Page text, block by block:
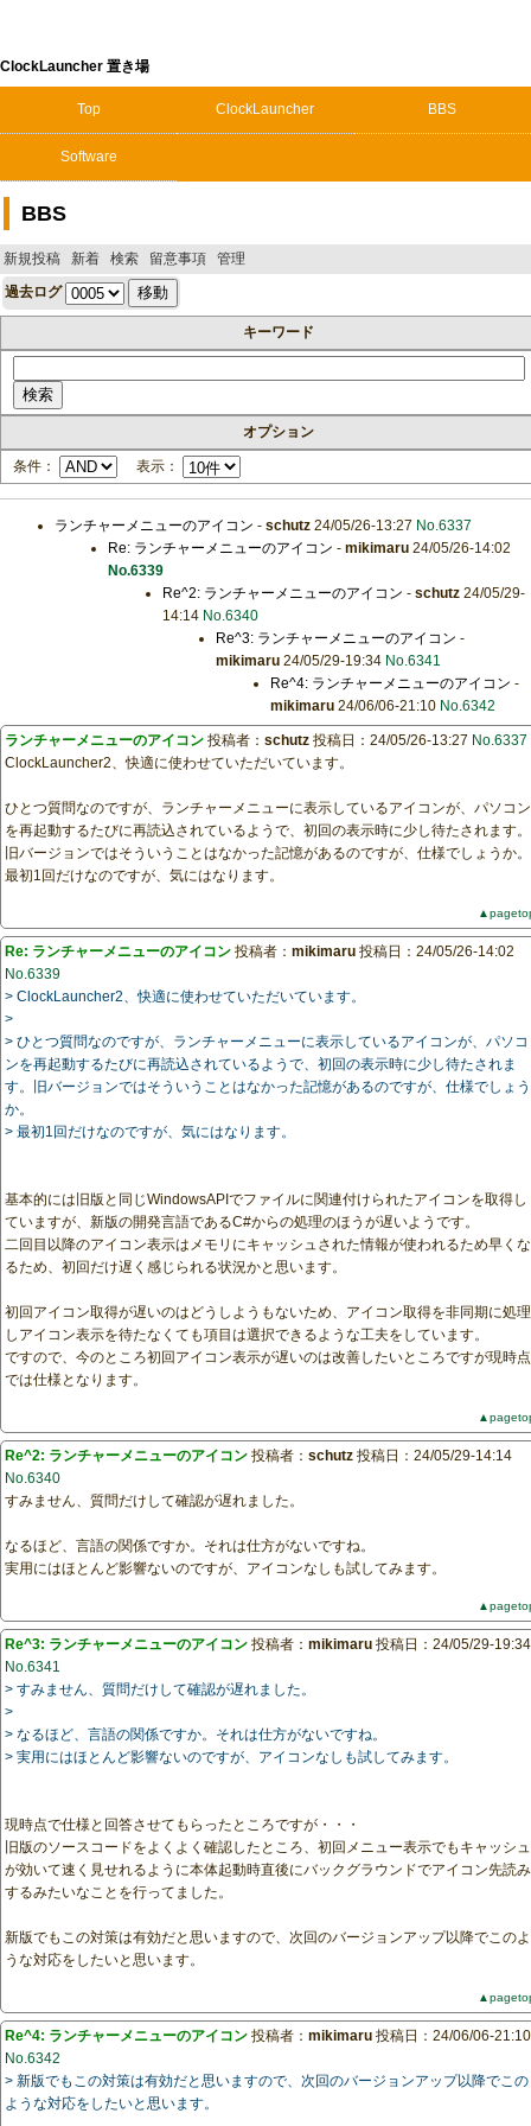
ClockLauncher 置き場
Top ClockLauncher BBS
Software
BBS
新規投稿 新着 検索 留意事項 管理
過去ログ
キーワード
オプション
条件： 表示：
ランチャーメニューのアイコン - schutz24/05/26-13:27 No.6337
Re: ランチャーメニューのアイコン -mikimaru 24/05/26-14:02
No.6339
Re^2: ランチャーメニューのアイコン - schutz24/05/29-
14:14 No.6340
Re^3: ランチャーメニューのアイコン -
mikimaru 24/05/29-19:34 No.6341
Re^4: ランチャーメニューのアイコン -
mikimaru24/06/06-21:10 No.6342
ランチャーメニューのアイコン 投稿者： schutz 投稿日：24/05/26-13:27 No.6337
ClockLauncher2、快適に使わせていただいています。
ひとつ質問なのですが、ランチャーメニューに表示しているアイコンが、パソコン
を再起動するたびに再読込されているようで、初回の表示時に少し待たされます。
旧バージョンではそういうことはなかった記憶があるのですが、仕様でしょうか。
最初1回だけなのですが、気にはなります。
Re: ランチャーメニューのアイコン 投稿者： mikimaru 投稿日：24/05/26-14:02
No.6339
> ClockLauncher2、快適に使わせていただいています。
>
> ひとつ質問なのですが、ランチャーメニューに表示しているアイコンが、パソコ
ンを再起動するたびに再読込されているようで、初回の表示時に少し待たされま
す。旧バージョンではそういうことはなかった記憶があるのですが、仕様でしょう
か。
> 最初1回だけなのですが、気にはなります。
基本的には旧版と同じWindowsAPIでファイルに関連付けられたアイコンを取得し
ていますが、新版の開発言語であるC#からの処理のほうが遅いようです。
二回目以降のアイコン表示はメモリにキャッシュされた情報が使われるため早くな
るため、初回だけ遅く感じられる状況かと思います。
初回アイコン取得が遅いのはどうしようもないため、アイコン取得を非同期に処理
しアイコン表示を待たなくても項目は選択できるような工夫をしています。
ですので、今のところ初回アイコン表示が遅いのは改善したいところですが現時点
では仕様となります。
Re^2: ランチャーメニューのアイコン 投稿者： schutz 投稿日：24/05/29-14:14
No.6340
すみません、質問だけして確認が遅れました。
なるほど、言語の関係ですか。それは仕方がないですね。
実用にはほとんど影響ないのですが、アイコンなしも試してみます。
Re^3: ランチャーメニューのアイコン 投稿者： mikimaru 投稿日：24/05/29-19:34
No.6341
> すみません、質問だけして確認が遅れました。
>
> なるほど、言語の関係ですか。それは仕方がないですね。
> 実用にはほとんど影響ないのですが、アイコンなしも試してみます。
現時点で仕様と回答させてもらったところですが・・・
旧版のソースコードをよくよく確認したところ、初回メニュー表示でもキャッシュ
が効いて速く見せれるように本体起動時直後にバックグラウンドでアイコン先読み
するみたいなことを行ってました。
新版でもこの対策は有効だと思いますので、次回のバージョンアップ以降でこのよ
うな対応をしたいと思います。
Re^4: ランチャーメニューのアイコン 投稿者： mikimaru 投稿日：24/06/06-21:10
No.6342
> 新版でもこの対策は有効だと思いますので、次回のバージョンアップ以降でこの
ような対応をしたいと思います。